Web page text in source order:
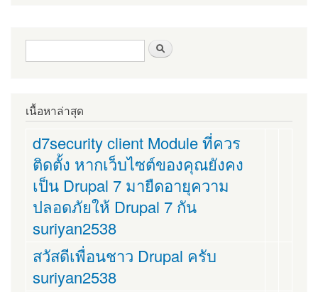
ฟอร์มค้นหา
เนื้อหาล่าสุด
d7security client Module ที่ควร
ติดตั้ง หากเว็บไซต์ของคุณยังคง
เป็น Drupal 7 มายืดอายุความ
ปลอดภัยให้ Drupal 7 กัน
suriyan2538
สวัสดีเพื่อนชาว Drupal ครับ
suriyan2538